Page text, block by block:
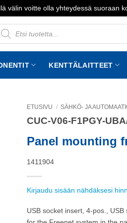
välin voitte olla yhteydessä suoraan
KENTTÄLAITTEET
ETUSIVU / SÄHKÖ- JA
CUC-V06-F1PGY-
Panel mounting
1411904
Kirjaudu sisään nähdäksesi
USB socket insert, 4-pos.,